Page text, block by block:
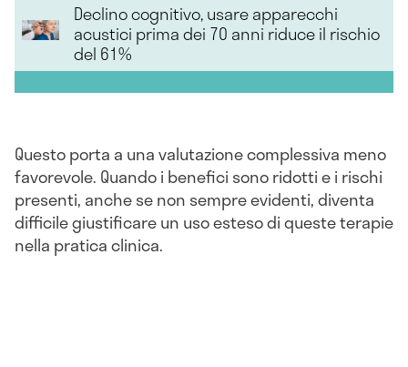
Declino cognitivo, usare apparecchi
acustici prima dei 70 anni riduce il rischio
del 61%
Questo porta a una valutazione complessiva meno
favorevole. Quando i benefici sono ridotti e i rischi
presenti, anche se non sempre evidenti, diventa
difficile giustificare un uso esteso di queste terapie
nella pratica clinica.